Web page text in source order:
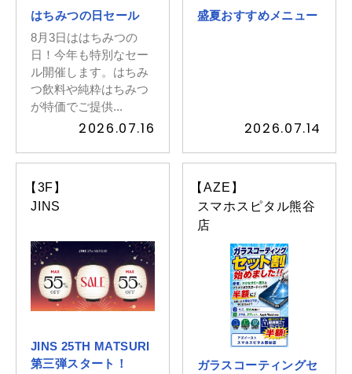
はちみつの日セール
8月3日ははちみつの
日！今年も特別なセー
ル開催します。はちみ
つ飲料や純粋はちみつ
が特価でご提供...
2026.07.16
盛夏おすすめメニュー
2026.07.14
【3F】
JINS
JINS 25TH MATSURI
第三弾スタート！
【AZE】
スマホスピタル熊谷
店
ガラスコーティングセ